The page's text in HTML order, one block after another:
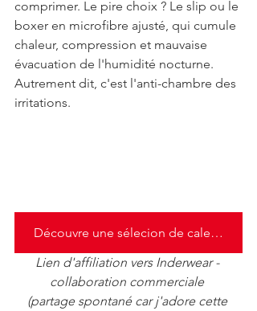
comprimer. Le pire choix ? Le slip ou le
boxer en microfibre ajusté, qui cumule
chaleur, compression et mauvaise
évacuation de l'humidité nocturne.
Autrement dit, c'est l'anti-chambre des
irritations.
Découvre une sélecion de caleçons sympas isi
Lien d'affiliation vers Inderwear -
collaboration commerciale
(partage spontané car j'adore cette